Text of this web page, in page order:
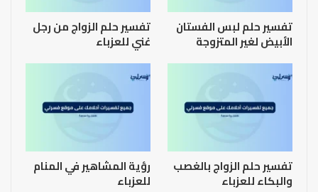
تفسير حلم لبس الفستان
الأبيض لغير المتزوجة
تفسير حلم الزواج من رجل
غني للعزباء
تفسير حلم الزواج بالغصب
والبكاء للعزباء
رؤية المشاهير في المنام
للعزباء